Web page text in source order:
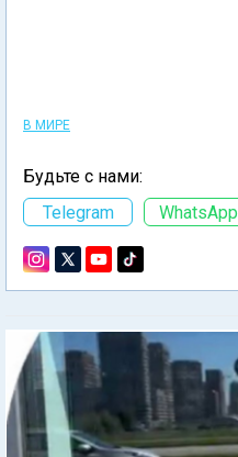
В МИРЕ
Будьте с нами:
Telegram
WhatsApp